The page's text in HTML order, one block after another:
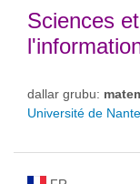
Sciences
dallar grubu:
Université de